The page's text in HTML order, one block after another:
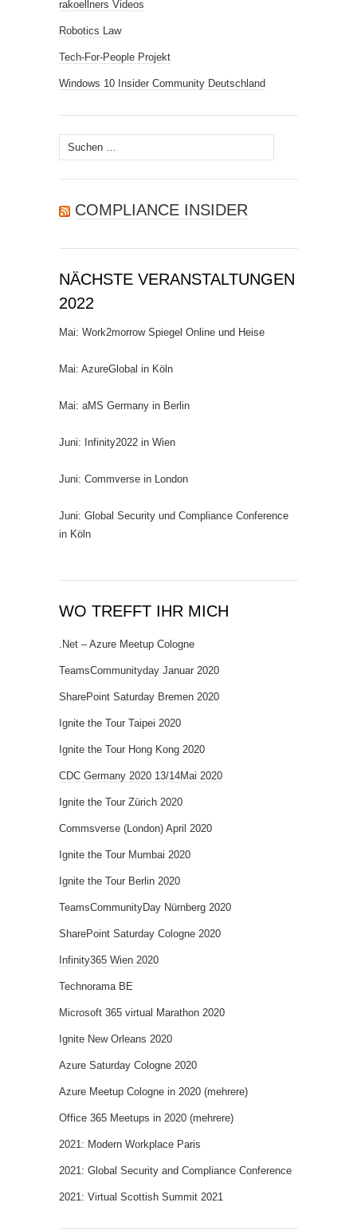
rakoellners Videos
Robotics Law
Tech-For-People Projekt
Windows 10 Insider Community Deutschland
Suchen
nach:
COMPLIANCE INSIDER
NÄCHSTE VERANSTALTUNGEN
2022
Mai: Work2morrow Spiegel Online und Heise
Mai: AzureGlobal in Köln
Mai: aMS Germany in Berlin
Juni: Infinity2022 in Wien
Juni: Commverse in London
Juni: Global Security und Compliance Conference
in Köln
WO TREFFT IHR MICH
.Net – Azure Meetup Cologne
TeamsCommunityday Januar 2020
SharePoint Saturday Bremen 2020
Ignite the Tour Taipei 2020
Ignite the Tour Hong Kong 2020
CDC Germany 2020 13/14Mai 2020
Ignite the Tour Zürich 2020
Commsverse (London) April 2020
Ignite the Tour Mumbai 2020
Ignite the Tour Berlin 2020
TeamsCommunityDay Nürnberg 2020
SharePoint Saturday Cologne 2020
Infinity365 Wien 2020
Technorama BE
Microsoft 365 virtual Marathon 2020
Ignite New Orleans 2020
Azure Saturday Cologne 2020
Azure Meetup Cologne in 2020 (mehrere)
Office 365 Meetups in 2020 (mehrere)
2021: Modern Workplace Paris
2021: Global Security and Compliance Conference
2021: Virtual Scottish Summit 2021